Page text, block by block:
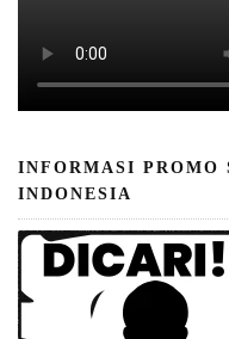
INFORMASI PROMO
INDONESIA